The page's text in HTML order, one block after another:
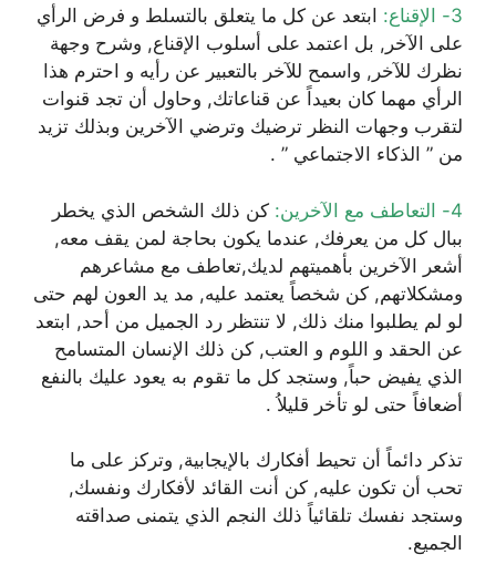
3- الإقناع:
ابتعد عن كل ما يتعلق بالتسلط و فرض الرأي
على الآخر, بل اعتمد على أسلوب الإقناع, وشرح وجهة
نظرك للآخر, واسمح للآخر بالتعبير عن رأيه و احترم هذا
الرأي مهما كان بعيداً عن قناعاتك, وحاول أن تجد قنوات
لتقرب وجهات النظر ترضيك وترضي الآخرين وبذلك تزيد
من ” الذكاء الاجتماعي ” .
4- التعاطف مع الآخرين:
كن ذلك الشخص الذي يخطر
ببال كل من يعرفك, عندما يكون بحاجة لمن يقف معه,
أشعر الآخرين بأهميتهم لديك,تعاطف مع مشاعرهم
ومشكلاتهم, كن شخصاً يعتمد عليه, مد يد العون لهم حتى
لو لم يطلبوا منك ذلك, لا تنتظر رد الجميل من أحد, ابتعد
عن الحقد و اللوم و العتب, كن ذلك الإنسان المتسامح
الذي يفيض حباً, وستجد كل ما تقوم به يعود عليك بالنفع
أضعافاً حتى لو تأخر قليلاُ .
تذكر دائماً أن تحيط أفكارك بالإيجابية, وتركز على ما
تحب أن تكون عليه, كن أنت القائد لأفكارك ونفسك,
وستجد نفسك تلقائياً ذلك النجم الذي يتمنى صداقته
الجميع.